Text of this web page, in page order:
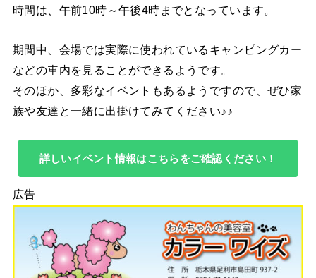
時間は、午前10時～午後4時までとなっています。
期間中、会場では実際に使われているキャンピングカー
などの車内を見ることができるようです。
そのほか、多彩なイベントもあるようですので、ぜひ家
族や友達と一緒に出掛けてみてください♪♪
詳しいイベント情報はこちらをご確認ください！
広告